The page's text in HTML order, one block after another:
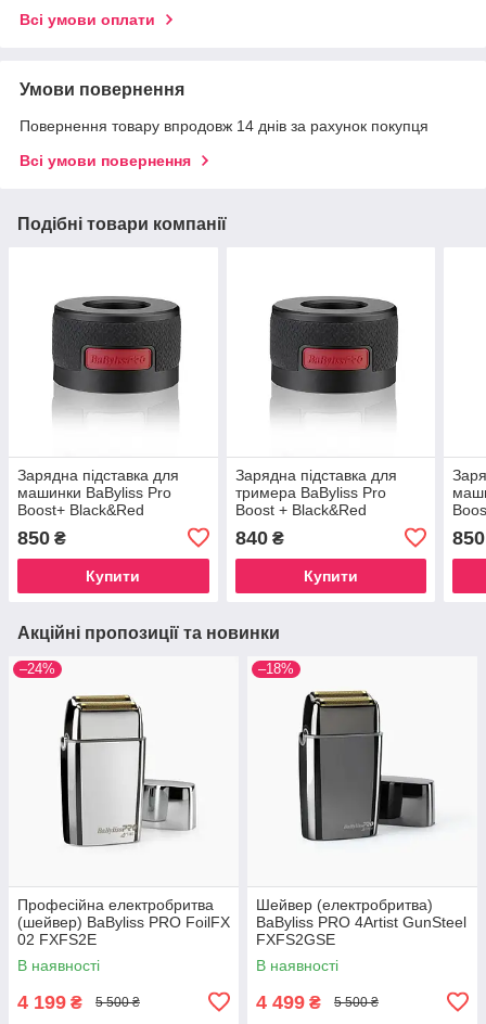
Всі умови оплати
Умови повернення
Повернення товару впродовж 14 днів за рахунок покупця
Всі умови повернення
Подібні товари компанії
Зарядна підставка для
машинки BaByliss Pro
Boost+ Black&Red
850 ₴
Купити
Зарядна підставка для
тримера BaByliss Pro
Boost + Black&Red
840₴
Купити
850
Акційні пропозиції та новинки
–24%
Професійна електробритва
(шейвер) BaByliss PRO FoilFX
02 FXFS2E
В наявності
4 199 ₴ 5 500 ₴
–18%
Шейвер (електробритва)
BaByliss PRO 4Artist GunSteel
FXFS2GSE
В наявності
4 499 ₴ 5 500 ₴